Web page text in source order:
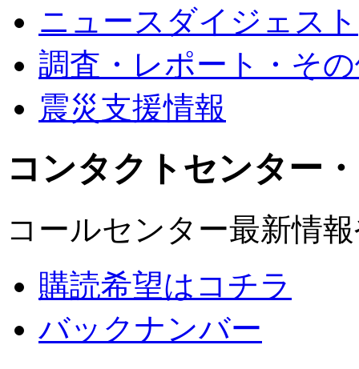
ニュースダイジェスト
調査・レポート・そ
震災支援情報
コンタクトセンター
コールセンター最新情
購読希望はコチラ
バックナンバー